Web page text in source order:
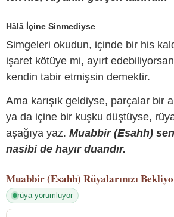
Hâlâ İçine Sinmediyse
Simgeleri okudun, içinde bir his
işaret kötüye mi, ayırt
kendin tabir etmişsin demektir.
Ama karışık geldiyse, parçalar bir
ya da içine bir kuşku düştüyse,
aşağıya yaz. Muabbir (Esahh)
nasibi de hayır duandır.
Muabbir (Esahh) Rüyalarınızı
rüya yorumluyor